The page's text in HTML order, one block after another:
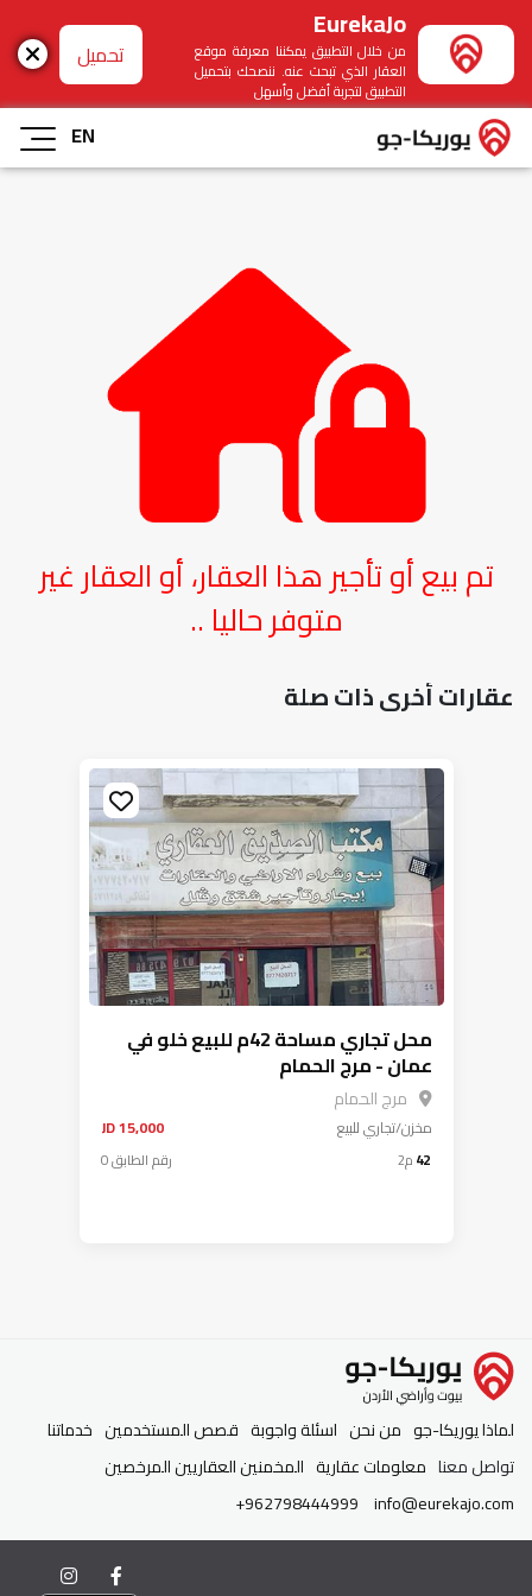
EurekaJo
من خلال التطبيق يمكننا معرفة موقع
العقار الذي تبحث عنه. ننصحك بتحميل
التطبيق لتجربة أفضل وأسهل
تحميل
EN
تم بيع أو تأجير هذا العقار، أو العقار غير
متوفر حاليا ..
عقارات أخرى ذات صلة
محل تجاري مساحة 42م للبيع خلو في
عمان - مرج الحمام
مرج الحمام
مخزن/تجاريللبيع 15,000 JD
42م2 رقم الطابق 0
لماذا يوريكا-جو من نحن اسئلة واجوبة قصص المستخدمين خدماتنا
تواصل معنا معلومات عقارية المخمنين العقاريين المرخصين
info@eurekajo.com
+962798444999